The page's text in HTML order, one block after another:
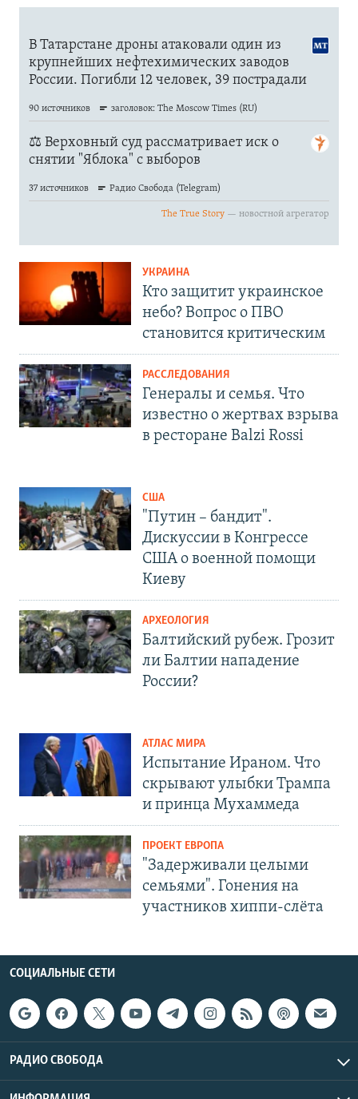
УКРАИНА
Кто защитит украинское
небо? Вопрос о ПВО
становится критическим
РАССЛЕДОВАНИЯ
Генералы и семья. Что
известно о жертвах взрыва
в ресторане Balzi Rossi
США
"Путин – бандит".
Дискуссии в Конгрессе
США о военной помощи
Киеву
АРХЕОЛОГИЯ
Балтийский рубеж. Грозит
ли Балтии нападение
России?
АТЛАС МИРА
Испытание Ираном. Что
скрывают улыбки Трампа
и принца Мухаммеда
ПРОЕКТ ЕВРОПА
"Задерживали целыми
семьями". Гонения на
участников хиппи-слёта
СОЦИАЛЬНЫЕ СЕТИ
РАДИО СВОБОДА